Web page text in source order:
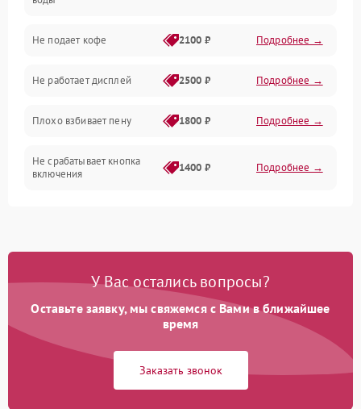
Проблемы с капучинатором и паром
Управление и электроника
Программное обеспечение
Не подает кофе 2100 ₽ Подробнее →
Не работает дисплей 2500 ₽ Подробнее →
Плохо взбивает пену 1800 ₽ Подробнее →
Не срабатывает кнопка
включения
1400 ₽ Подробнее →
Постоянные сбои в работе 1500 ₽ Подробнее →
У Вас остались вопросы?
Оставьте заявку, мы свяжемся с Вами в ближайшее
время
Заказать звонок